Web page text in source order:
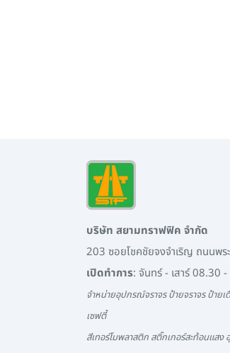
บริษัท สยามทราฟฟิค จำกัด
203 ซอยโชคชัยจงจำเริญ ถนนพร
เปิดทำการ: จันทร์ - เสาร์ 08.30
จำหน่ายอุปกรณ์จราจร ป้ายจราจร ป้าย
เซฟตี้
สีเทอร์โมพลาสติก สติ๊กเกอร์สะท้อนแส